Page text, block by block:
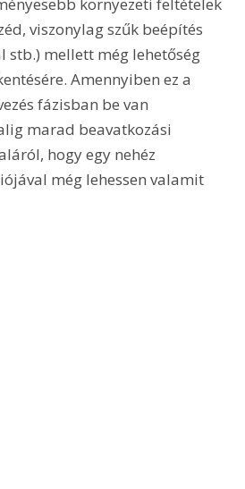
környezeti feltételek
viszonylag szűk beépítés
stb.) mellett még lehetőség
Amennyiben ez a
fázisban be van
marad beavatkozási
hogy egy nehéz
még lehessen valamit